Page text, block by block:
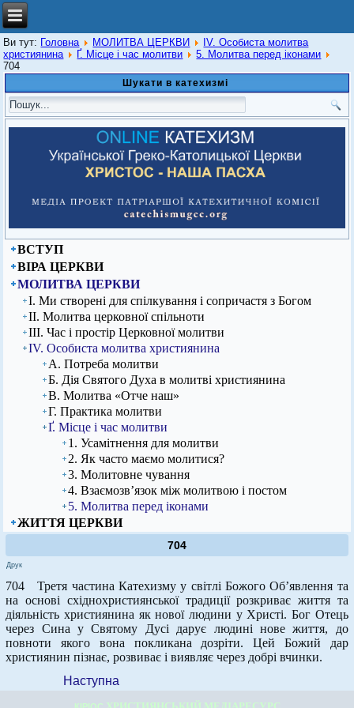
Ви тут: Головна МОЛИТВА ЦЕРКВИ
ІV. Особиста молитва
християнина
Ґ. Місце і час молитви
5. Молитва перед іконами
704
Шукати в катехизмі
ВСТУП
ВІРА ЦЕРКВИ
МОЛИТВА ЦЕРКВИ
І. Ми створені для спілкування і сопричастя з Богом
ІІ. Молитва церковної спільноти
ІІІ. Час і простір Церковної молитви
ІV. Особиста молитва християнина
А. Потреба молитви
Б. Дія Святого Духа в молитві християнина
В. Молитва «Отче наш»
Г. Практика молитви
Ґ. Місце і час молитви
1. Усамітнення для молитви
2. Як часто маємо молитися?
3. Молитовне чування
4. Взаємозв’язок між молитвою і постом
5. Молитва перед іконами
ЖИТТЯ ЦЕРКВИ
704
Друк
704 Третя частина Катехизму у світлі Божого Об’явлення та
на основі східнохристиянської традиції розкриває життя та
діяльність християнина як нової людини у Христі. Бог Отець
через Сина у Святому Дусі дарує людині нове життя, до
повноти якого вона покликана дозріти. Цей Божий дар
християнин пізнає, розвиває і виявляє через добрі вчинки.
Наступна